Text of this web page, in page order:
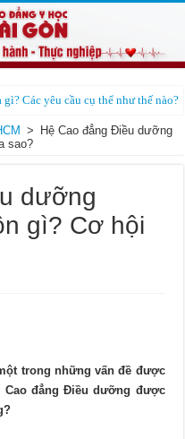
Các yêu cầu cụ thể như thế nào?
>
Hệ Cao đẳng Điều dưỡng
sao?
dưỡng
gì? Cơ hội
trong những vấn đề được
đẳng Điều dưỡng được